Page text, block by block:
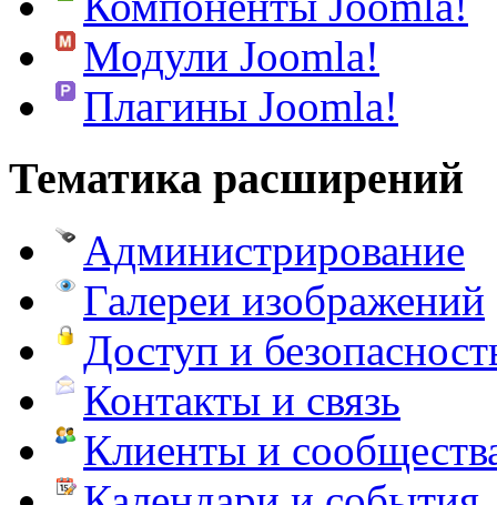
Модули Joomla!
Плагины Joomla!
Тематика расширений
Администрирование
Галереи изображений
Доступ и
Контакты и связь
Клиенты и